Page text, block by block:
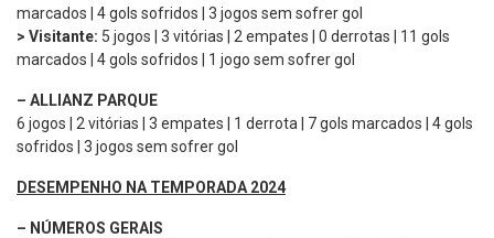
marcados | 4 gols sofridos | 3 jogos sem sofrer gol
> Visitante: 5 jogos | 3 vitórias | 2 empates | 0 derrotas | 11 gols
marcados | 4 gols sofridos | 1 jogo sem sofrer gol
– ALLIANZ PARQUE
6 jogos | 2 vitórias | 3 empates | 1 derrota | 7 gols marcados | 4 gols
sofridos | 3 jogos sem sofrer gol
DESEMPENHO NA TEMPORADA 2024
– NÚMEROS GERAIS